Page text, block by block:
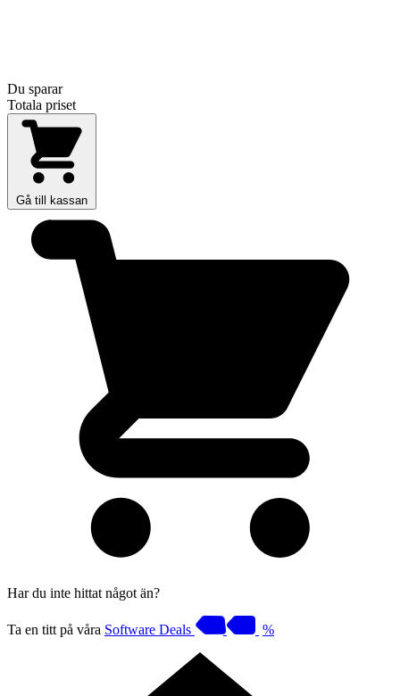
Du sparar
Totala priset
Gå till kassan
Har du inte hittat något än?
Ta en titt på våra Software Deals %